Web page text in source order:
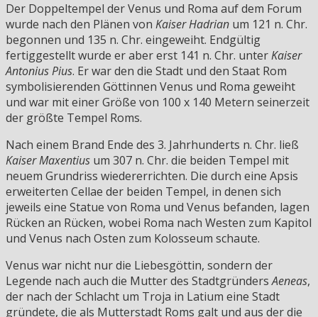
Der Doppeltempel der Venus und Roma auf dem Forum
wurde nach den Plänen von Kaiser Hadrian um 121 n. Chr.
begonnen und 135 n. Chr. eingeweiht. Endgültig
fertiggestellt wurde er aber erst 141 n. Chr. unterKaiser
Antonius Pius. Er war den die Stadt und den Staat Rom
symbolisierenden Göttinnen Venus und Roma geweiht
und war mit einer Größe von 100 x 140 Metern seinerzeit
der größte Tempel Roms.
Nach einem Brand Ende des 3. Jahrhunderts n. Chr. ließ
Kaiser Maxentius um 307 n. Chr. die beiden Tempel mit
neuem Grundriss wiedererrichten. Die durch eine Apsis
erweiterten Cellae der beiden Tempel, in denen sich
jeweils eine Statue von Roma und Venus befanden, lagen
Rücken an Rücken, wobei Roma nach Westen zum Kapitol
und Venus nach Osten zum Kolosseum schaute.
Venus war nicht nur die Liebesgöttin, sondern der
Legende nach auch die Mutter des StadtgründersAeneas,
der nach der Schlacht um Troja in Latium eine Stadt
gründete, die als Mutterstadt Roms galt und aus der die